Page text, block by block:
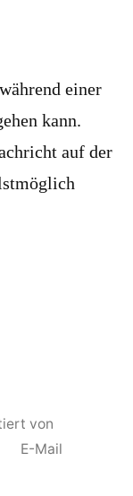
einer
kann.
auf der
von
E-Mail